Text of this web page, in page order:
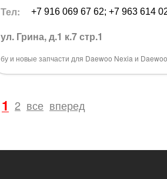
Тел: +7 916 069 67 62; +7 963 614
ул. Грина, д.1 к.7 стр.1
бу и новые запчасти для Daewoo Nexia и
1 2 все вперед